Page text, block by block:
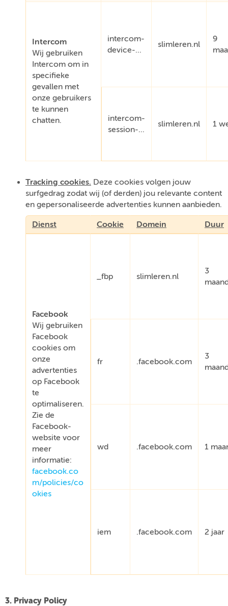
Intercom
Wij gebruiken
Intercom om in
specifieke
gevallen met
onze gebruikers
te kunnen
chatten.
intercom-
device-...
slimleren.nl
9
intercom-
session-...
slimleren.nl 1
Tracking cookies. Deze cookies volgen jouw
surfgedrag zodat wij (of derden) jou relevante content
en gepersonaliseerde advertenties kunnen aanbieden.
Dienst Cookie Domein Duur
Facebook
Wij gebruiken
Facebook
cookies om
onze
advertenties
op Facebook
te
optimaliseren.
Zie de
Facebook-
website voor
meer
informatie:
facebook.co
m/policies/co
okies
_fbp slimleren.nl
3
fr .facebook.com
3
wd .facebook.com 1
iem .facebook.com 2 jaar
3. Privacy Policy